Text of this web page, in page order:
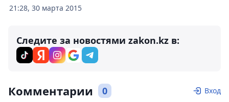
21:28, 30 марта 2015
Следите за новостями zakon.kz в:
Комментарии 0 Вход